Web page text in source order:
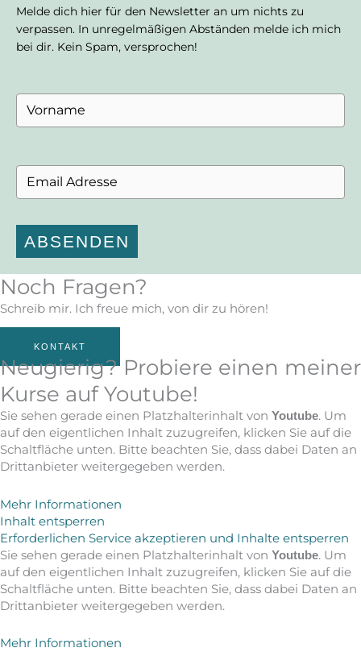
Melde dich hier für den Newsletter an um nichts zu
verpassen. In unregelmäßigen Abständen melde ich mich
bei dir. Kein Spam, versprochen!
ABSENDEN
Noch Fragen?
Schreib mir. Ich freue mich, von dir zu hören!
KONTAKT
Neugierig? Probiere einen meiner
Kurse auf Youtube!
Sie sehen gerade einen Platzhalterinhalt von Youtube. Um
auf den eigentlichen Inhalt zuzugreifen, klicken Sie auf die
Schaltfläche unten. Bitte beachten Sie, dass dabei Daten an
Drittanbieter weitergegeben werden.
Mehr Informationen
Inhalt entsperren
Erforderlichen Service akzeptieren und Inhalte entsperren
Sie sehen gerade einen Platzhalterinhalt von Youtube. Um
auf den eigentlichen Inhalt zuzugreifen, klicken Sie auf die
Schaltfläche unten. Bitte beachten Sie, dass dabei Daten an
Drittanbieter weitergegeben werden.
Mehr Informationen